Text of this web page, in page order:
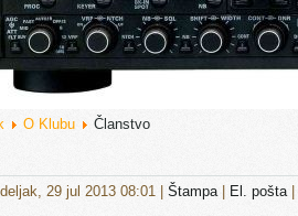
O Klubu Članstvo
29 jul 2013 08:01 Štampa El. pošta